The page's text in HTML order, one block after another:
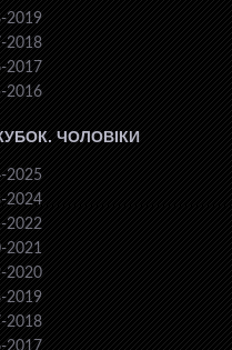
2019
2018
2017
2016
ЧОЛОВІКИ
2025
2024
2022
2021
2020
2019
2018
2017